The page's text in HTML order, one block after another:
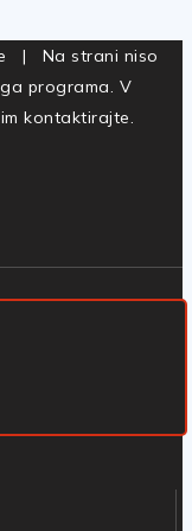
| Na strani niso
programa. V
kontaktirajte.